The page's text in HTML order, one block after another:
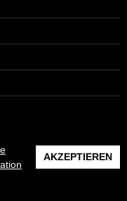
AKZEPTIEREN